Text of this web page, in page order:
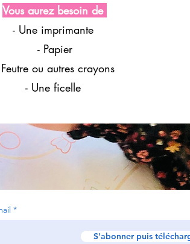
Vous aurez besoin de
- Une imprimante
- Papier
ou autres crayons
- Une ficelle
S'abonner puis